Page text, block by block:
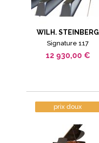
WILH. STEINBERG
Signature 117
12 930,00 €
prix doux